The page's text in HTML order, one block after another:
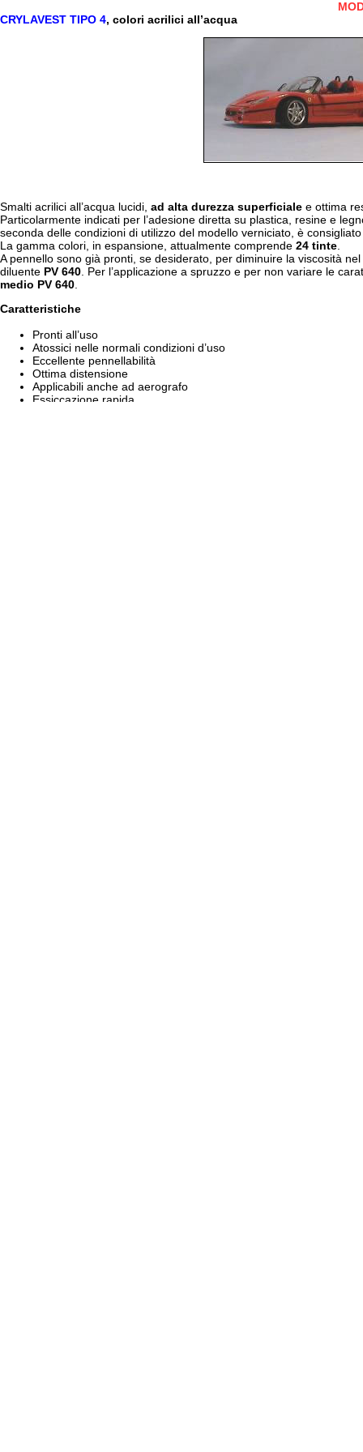
CRYLAVEST TIPO 4, colori acrilici all’acqua
Smalti acrilici all’acqua lucidi, ad alta durezza superficiale e ottima
Particolarmente indicati per l’adesione diretta su plastica, resine e
seconda delle condizioni di utilizzo del modello verniciato, è
La gamma colori, in espansione, attualmente comprende 24 tinte
A pennello sono già pronti, se desiderato, per diminuire la viscosità
diluente PV 640 . Per l’applicazione a spruzzo e per non variare le
medio PV 640
Caratteristiche
Pronti all’uso
Atossici nelle normali condizioni d’uso
Eccellente pennellabilità
Ottima distensione
Applicabili anche ad aerografo
Essiccazione rapida